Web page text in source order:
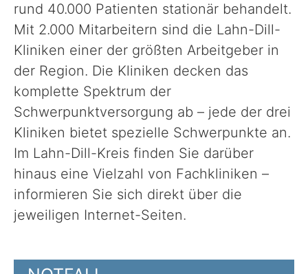
Ländlicher Raum
Natur, Umwelt & Klimaschutz
Sport, Kultur & Ehrenamt
Straße & Verkehr
Recht & Ordnung
rund 40.000 Patienten stationär behandelt.
Mit 2.000 Mitarbeitern sind die Lahn-Dill-
Kliniken einer der größten Arbeitgeber in
der Region. Die Kliniken decken das
komplette Spektrum der
Schwerpunktversorgung ab – jede der drei
Kliniken bietet spezielle Schwerpunkte an.
Im Lahn-Dill-Kreis finden Sie darüber
hinaus eine Vielzahl von Fachkliniken –
informieren Sie sich direkt über die
jeweiligen Internet-Seiten.